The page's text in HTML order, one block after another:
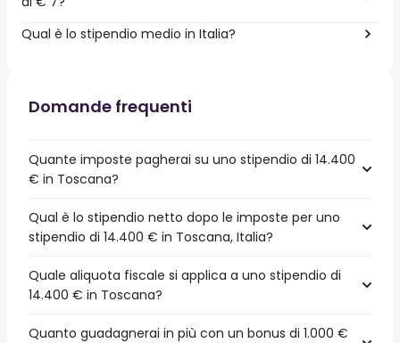
Qual è lo stipendio medio in Italia?
Domande frequenti
Quante imposte pagherai su uno stipendio di 14.400
€ in Toscana?
Qual è lo stipendio netto dopo le imposte per uno
stipendio di 14.400 € in Toscana, Italia?
Quale aliquota fiscale si applica a uno stipendio di
14.400 € in Toscana?
Quanto guadagnerai in più con un bonus di 1.000 €